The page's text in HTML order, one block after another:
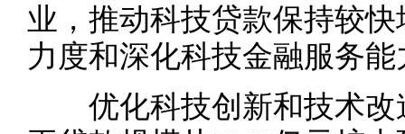
业，推动科技贷款保持较
力度和深化科技金融服务
优化科技创新和技术改